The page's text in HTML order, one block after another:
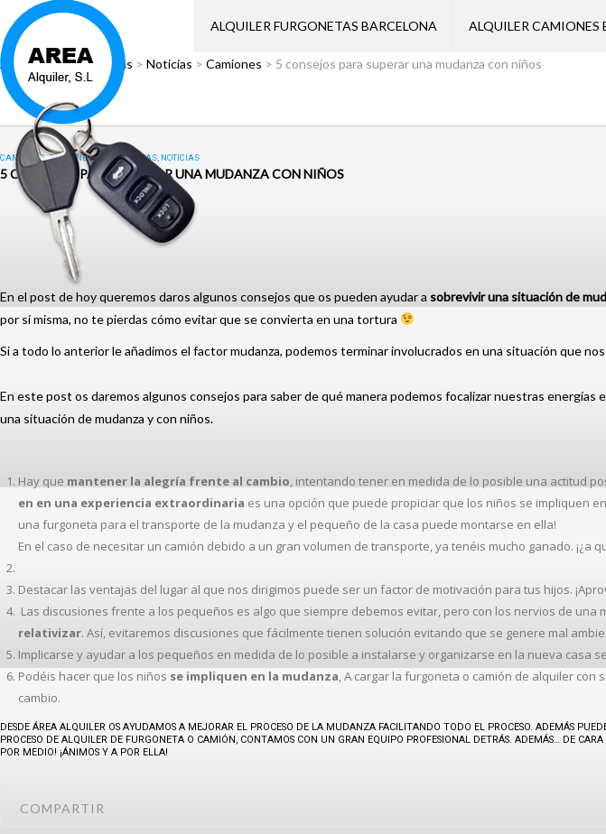
ALQUILER FURGONETAS BARCELONA ALQUILER CAMIONES
Área Alquiler>Noticias > Noticias > Camiones > 5 consejos para superar una mudanza con niños
CAMIONES,FURGONETAS MUDANZAS NOTICIAS
5 CONSEJOS PARA SUPERAR UNA MUDANZA CON NIÑOS
En el post de hoy queremos daros algunos consejos que os pueden ayudar a sobrevivir una situación de
por sí misma, no te pierdas cómo evitar que se convierta en una tortura
Si a todo lo anterior le añadimos el factor mudanza, podemos terminar involucrados en una situación que
En este post os daremos algunos consejos para saber de qué manera podemos focalizar nuestras
una situación de mudanza y con niños.
Hay que mantener la alegría frente al cambio, intentando tener en medida de lo posible una actitud
en en una experiencia extraordinaria es una opción que puede propiciar que los niños se impliquen
una furgoneta para el transporte de la mudanza y el pequeño de la casa puede montarse en ella!
En el caso de necesitar un camión debido a un gran volumen de transporte, ya tenéis mucho ganado. ¡¿a
Destacar las ventajas del lugar al que nos dirigimos puede ser un factor de motivación para tus hijos.
Las discusiones frente a los pequeños es algo que siempre debemos evitar, pero con los nervios de una
relativizar. Así, evitaremos discusiones que fácilmente tienen solución evitando que se genere mal
Implicarse y ayudar a los pequeños en medida de lo posible a instalarse y organizarse en la nueva casa
Podéis hacer que los niños se impliquen en la mudanza, A cargar la furgoneta o camión de alquiler con
cambio.
DESDE ÁREA ALQUILER OS AYUDAMOS A MEJORAR EL PROCESO DE LA MUDANZA FACILITANDO TODO EL PROCESO. ADEMÁS
PROCESO DE ALQUILER DE FURGONETA O CAMIÓN, CONTAMOS CON UN GRAN EQUIPO PROFESIONAL DETRÁS. ADEMÁS… DE
POR MEDIO! ¡ÁNIMOS Y A POR ELLA!
COMPARTIR